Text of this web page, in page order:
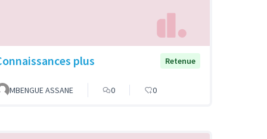
plus Retenue
MBENGUE ASSANE 0 0